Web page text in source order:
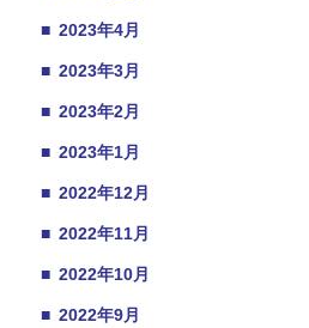
■ 2023年4月
■ 2023年3月
■ 2023年2月
■ 2023年1月
■ 2022年12月
■ 2022年11月
■ 2022年10月
■ 2022年9月